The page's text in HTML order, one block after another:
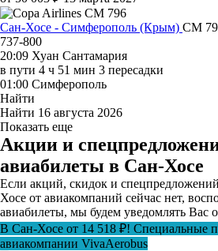
Сан-Хосе - Симферополь (Крым) CM
737-800
20:09 Хуан Сантамария
в пути 4 ч 51 мин 3 пересадки
01:00 Симферополь
Найти
Найти 16 августа 2026
Показать еще
Акции и
авиабилеты в Сан-Хосе
Если акций, скидок и
Хосе от авиакомпаний сейчас нет,
авиабилеты, мы будем уведомлять Вас
В Сан-Хосе от 14 518 ₽! Специальные
авиакомпании VivaAerobus